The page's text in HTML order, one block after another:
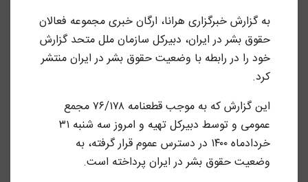
به گزارش خبرگزاری هرانا، ارگان خبری مجموعه فعالان
حقوق بشر در ایران، دبیرکل سازمان ملل متحد گزارش
خود را در رابطه با وضعیت حقوق بشر در ایران منتشر
کرد.
این گزارش که به موجب قطعنامه ۷۶/۱۷۸ مجمع
عمومی و توسط دبیرکل تهیه و امروز سه شنبه ۳۱
خردادماه ۱۴۰۰ در دسترس عموم قرار گرفته، به
وضعیت حقوق بشر در ایران پرداخته است.